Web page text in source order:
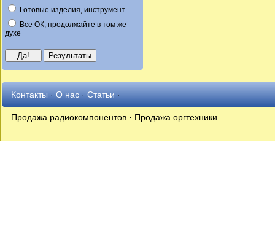
Готовые изделия, инструмент
Все ОК, продолжайте в том же
духе
Контакты·О нас·Статьи·
Продажа радиокомпонентов · Продажа оргтехники